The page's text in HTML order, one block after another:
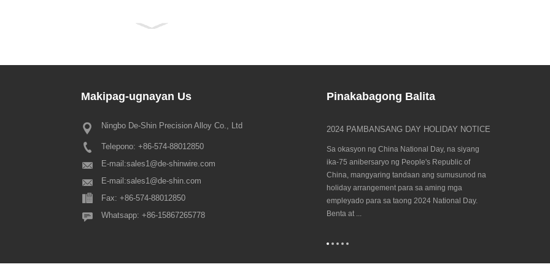
Makipag-ugnayan Us
Ningbo De-Shin Precision Alloy Co., Ltd
Telepono: +86-574-88012850
E-mail:sales1@de-shinwire.com
E-mail:sales1@de-shin.com
Fax: +86-574-88012850
Whatsapp: +86-15867265778
Pinakabagong Balita
2022 Spring Festival Holiday Notice
Minamahal naming lahat ng aming
pinahahalagahang customer, darating na muli
arrangement ngayong taon ay ang mga
sumusunod: 1. Production+Engineering+QA: fr...
2024 PAMBANSANG DAY HOLIDAY NOTICE
Sa okasyon ng China National Day, na siyang
ika-75 anibersaryo ng People's Republic of
China, mangyaring tandaan ang sumusunod na
holiday arrangement para sa aming mga
empleyado para sa taong 2024 National Day.
Benta at ...
Hanapin kami
Biennial event,
mundo para sa
Hanover 2023